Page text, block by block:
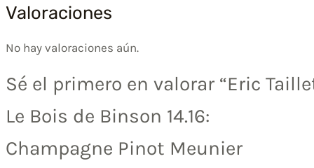
Valoraciones
No hay valoraciones aún.
Sé el primero en valorar “Eric
Le Bois de Binson 14.16:
Champagne Pinot Meunier